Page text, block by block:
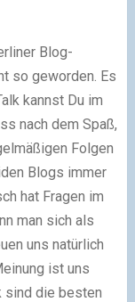
Blog-
so geworden. Es
kannst Du im
nach dem Spaß,
Folgen
Blogs immer
hat Fragen im
man sich als
uns natürlich
ist uns
sind die besten